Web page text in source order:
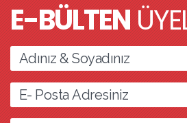
E-BÜLTEN